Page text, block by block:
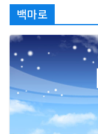
백마로